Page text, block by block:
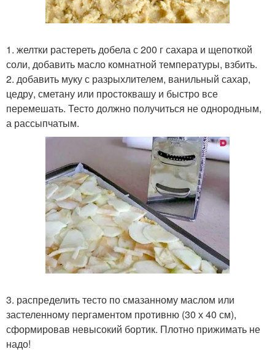
1. желтки растереть добела с 200 г сахара и щепоткой
соли, добавить масло комнатной температуры, взбить.
2. добавить муку с разрыхлителем, ванильный сахар,
цедру, сметану или простоквашу и быстро все
перемешать. Тесто должно получиться не однородным,
а рассыпчатым.
3. распределить тесто по смазанному маслом или
застеленному пергаментом противню (30 х 40 см),
сформировав невысокий бортик. Плотно прижимать не
надо!